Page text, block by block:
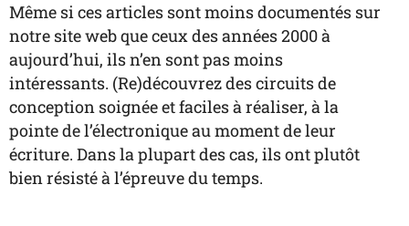
Même si ces articles sont moins documentés sur
notre site web que ceux des années 2000 à
aujourd’hui, ils n’en sont pas moins
intéressants. (Re)découvrez des circuits de
conception soignée et faciles à réaliser, à la
pointe de l’électronique au moment de leur
écriture. Dans la plupart des cas, ils ont plutôt
bien résisté à l’épreuve du temps.